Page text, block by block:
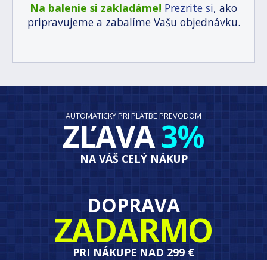
Na balenie si zakladáme! Prezrite si, ako
pripravujeme a zabalíme Vašu objednávku.
AUTOMATICKY PRI PLATBE PREVODOM
ZĽAVA3%
NA VÁŠ CELÝ NÁKUP
DOPRAVA
ZADARMO
PRI NÁKUPE NAD 299 €